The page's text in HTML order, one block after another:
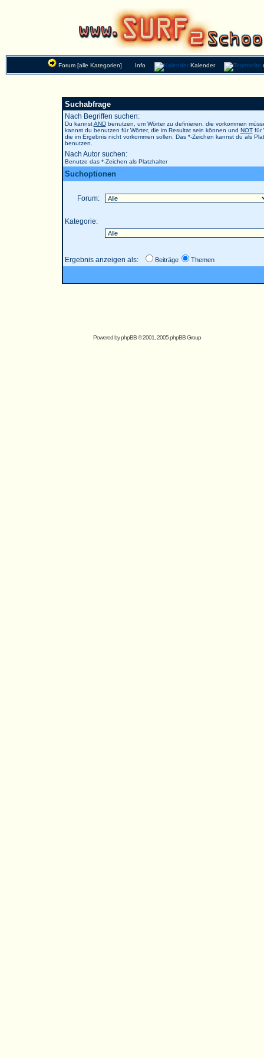
Forum [alle Kategorien] Info Kalender
Suchabfrage
Nach Begriffen suchen:
Du kannstANDbenutzen, um Wörter zu definieren, die vorkommen
kannst du benutzen für Wörter, die im Resultat sein können und NOTfür
die im Ergebnis nicht vorkommen sollen. Das *-Zeichen kannst du als
benutzen.
Nach Autor suchen:
Benutze das *-Zeichen als Platzhalter
Suchoptionen
Forum:
Kategorie:
Ergebnis anzeigen als: Beiträge Themen
Powered byphpBB© 2001, 2005 phpBB Group